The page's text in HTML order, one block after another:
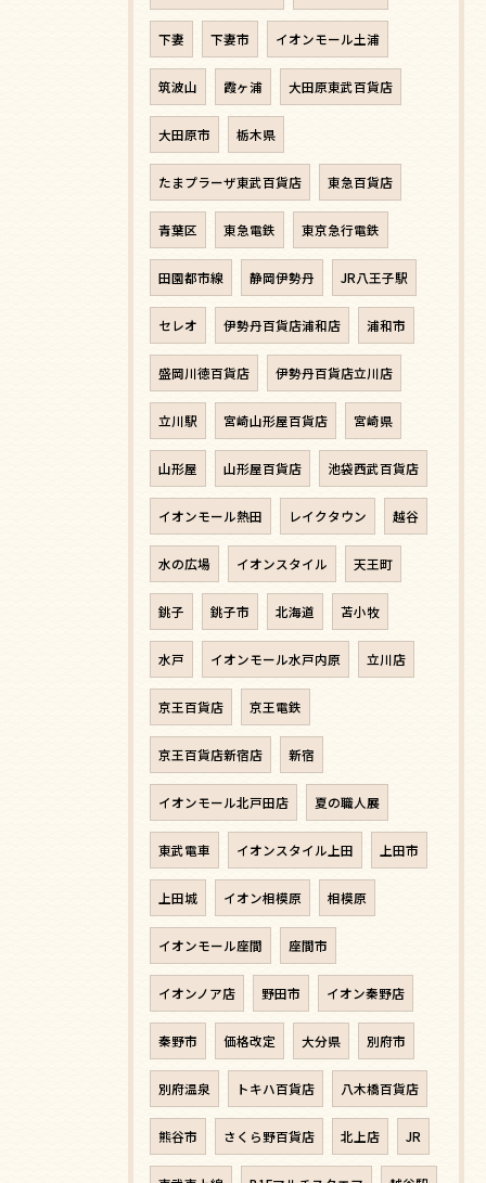
下妻 下妻市 イオンモール土浦
筑波山 霞ヶ浦 大田原東武百貨店
大田原市 栃木県
たまプラーザ東武百貨店 東急百貨店
青葉区 東急電鉄 東京急行電鉄
田園都市線 静岡伊勢丹 JR八王子駅
セレオ 伊勢丹百貨店浦和店 浦和市
盛岡川徳百貨店 伊勢丹百貨店立川店
立川駅 宮崎山形屋百貨店 宮崎県
山形屋 山形屋百貨店 池袋西武百貨店
イオンモール熱田 レイクタウン 越谷
水の広場 イオンスタイル 天王町
銚子 銚子市 北海道 苫小牧
水戸 イオンモール水戸内原 立川店
京王百貨店 京王電鉄
京王百貨店新宿店 新宿
イオンモール北戸田店 夏の職人展
東武電車 イオンスタイル上田 上田市
上田城 イオン相模原 相模原
イオンモール座間 座間市
イオンノア店 野田市 イオン秦野店
秦野市 価格改定 大分県 別府市
別府温泉 トキハ百貨店 八木橋百貨店
熊谷市 さくら野百貨店 北上店 JR